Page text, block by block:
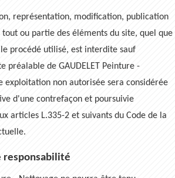
représentation, modification, publication
ou partie des éléments du site, quel que
procédé utilisé, est interdite sauf
préalable de GAUDELET Peinture -
exploitation non autorisée sera considérée
d'une contrefaçon et poursuivie
articles L.335-2 et suivants du Code de la
responsabilité